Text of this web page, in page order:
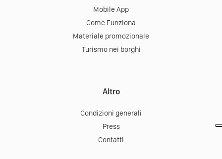
Mobile App
Come Funziona
Materiale promozionale
Turismo nei borghi
Altro
Condizioni generali
Press
Contatti